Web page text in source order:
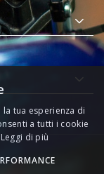
tua esperienza di
a tutti i cookie
Leggi di più